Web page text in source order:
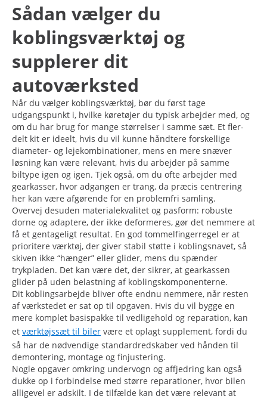
Sådan vælger du
koblingsværktøj og
supplerer dit
autoværksted
Når du vælger koblingsværktøj, bør du først tage
udgangspunkt i, hvilke køretøjer du typisk arbejder med, og
om du har brug for mange størrelser i samme sæt. Et fler-
delt kit er ideelt, hvis du vil kunne håndtere forskellige
diameter- og lejekombinationer, mens en mere snæver
løsning kan være relevant, hvis du arbejder på samme
biltype igen og igen. Tjek også, om du ofte arbejder med
gearkasser, hvor adgangen er trang, da præcis centrering
her kan være afgørende for en problemfri samling.
Overvej desuden materialekvalitet og pasform: robuste
dorne og adaptere, der ikke deformeres, gør det nemmere at
få et gentageligt resultat. En god tommelfingerregel er at
prioritere værktøj, der giver stabil støtte i koblingsnavet, så
skiven ikke “hænger” eller glider, mens du spænder
trykpladen. Det kan være det, der sikrer, at gearkassen
glider på uden belastning af koblingskomponenterne.
Dit koblingsarbejde bliver ofte endnu nemmere, når resten
af værkstedet er sat op til opgaven. Hvis du vil bygge en
mere komplet basispakke til vedligehold og reparation, kan
et værktøjssæt til biler være et oplagt supplement, fordi du
så har de nødvendige standardredskaber ved hånden til
demontering, montage og finjustering.
Nogle opgaver omkring undervogn og affjedring kan også
dukke op i forbindelse med større reparationer, hvor bilen
alligevel er adskilt. I de tilfælde kan det være relevant at